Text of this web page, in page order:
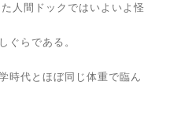
人間ドックではいよいよ怪
ぐらである。
時代とほぼ同じ体重で臨ん